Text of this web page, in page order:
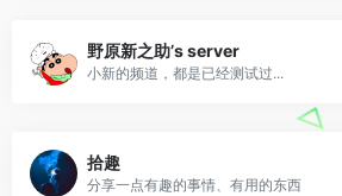
野原新之助’s server
小新的频道，都是已经测试过...
拾趣
分享一点有趣的事情、有用的东西